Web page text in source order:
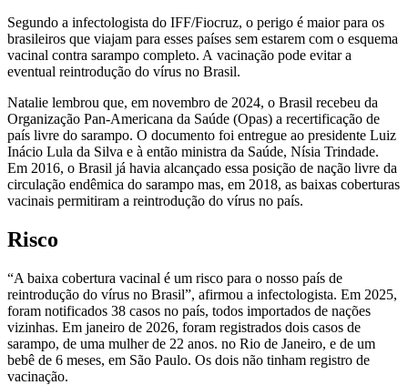
Segundo a infectologista do IFF/Fiocruz, o perigo é maior para os
brasileiros que viajam para esses países sem estarem com o esquema
vacinal contra sarampo completo. A vacinação pode evitar a
eventual reintrodução do vírus no Brasil.
Natalie lembrou que, em novembro de 2024, o Brasil recebeu da
Organização Pan-Americana da Saúde (Opas) a recertificação de
país livre do sarampo. O documento foi entregue ao presidente Luiz
Inácio Lula da Silva e à então ministra da Saúde, Nísia Trindade.
Em 2016, o Brasil já havia alcançado essa posição de nação livre da
circulação endêmica do sarampo mas, em 2018, as baixas coberturas
vacinais permitiram a reintrodução do vírus no país.
Risco
“A baixa cobertura vacinal é um risco para o nosso país de
reintrodução do vírus no Brasil”, afirmou a infectologista. Em 2025,
foram notificados 38 casos no país, todos importados de nações
vizinhas. Em janeiro de 2026, foram registrados dois casos de
sarampo, de uma mulher de 22 anos. no Rio de Janeiro, e de um
bebê de 6 meses, em São Paulo. Os dois não tinham registro de
vacinação.